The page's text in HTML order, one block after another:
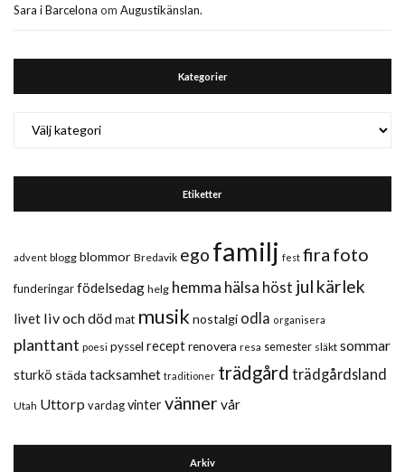
Sara i Barcelona om Augustikänslan.
Kategorier
Etiketter
advent blogg blommor Bredavik ego familj fest fira foto
funderingarfödelsedag helg hemma hälsa höst jul kärlek
livet liv och dödmat musik nostalgi odla organisera
planttant poesi pyssel receptrenovera resa semester släkt sommar
sturkö städa tacksamhet traditioner trädgård trädgårdsland
Utah Uttorp vardagvintervänner vår
Arkiv